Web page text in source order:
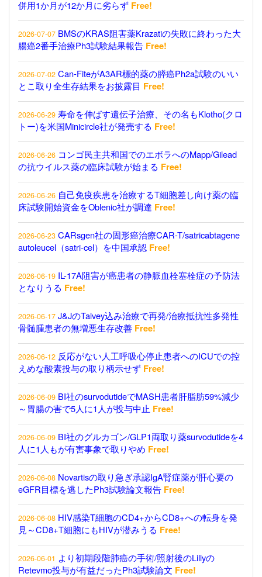
併用1か月が12か月に劣らず Free!
2026-07-07 BMSのKRAS阻害薬Krazatiの失敗に終わった大
腸癌2番手治療Ph3試験結果報告 Free!
2026-07-02 Can-FiteがA3AR標的薬の膵癌Ph2a試験のいい
とこ取り全生存結果をお披露目 Free!
2026-06-29 寿命を伸ばす遺伝子治療、その名もKlotho(クロ
トー)を米国Minicircle社が発売する Free!
2026-06-26 コンゴ民主共和国でのエボラへのMapp/Gilead
の抗ウイルス薬の臨床試験が始まる Free!
2026-06-26 自己免疫疾患を治療するT細胞差し向け薬の臨
床試験開始資金をOblenio社が調達 Free!
2026-06-23 CARsgen社の固形癌治療CAR-T/satricabtagene
autoleucel（satri-cel）を中国承認 Free!
2026-06-19 IL-17A阻害が癌患者の静脈血栓塞栓症の予防法
となりうる Free!
2026-06-17 J&JのTalvey込み治療で再発/治療抵抗性多発性
骨髄腫患者の無増悪生存改善 Free!
2026-06-12 反応がない人工呼吸心停止患者へのICUでの控
えめな酸素投与の取り柄示せず Free!
2026-06-09 BI社のsurvodutideでMASH患者肝脂肪59%減少
～胃腸の害で5人に1人が投与中止 Free!
2026-06-09 BI社のグルカゴン/GLP1両取り薬survodutideを4
人に1人もが有害事象で取りやめ Free!
2026-06-08 Novartisの取り急ぎ承認IgA腎症薬が肝心要の
eGFR目標を逃したPh3試験論文報告 Free!
2026-06-08 HIV感染T細胞のCD4+からCD8+への転身を発
見～CD8+T細胞にもHIVが潜みうる Free!
2026-06-01 より初期段階肺癌の手術/照射後のLillyの
Retevmo投与が有益だったPh3試験論文 Free!